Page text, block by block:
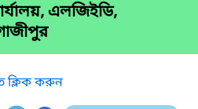
এলজিইডি,
ক্লিক করুন